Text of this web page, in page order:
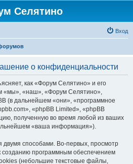
Селятино
Вход
о конфиденциальности
как «Форум Селятино» и его
«мы», «наш», «Форум Селятино»,
(в дальнейшем «они», «программное
«phpBB Limited», «phpBB
полученную во время любой из ваших
«ваша информация»).
способами. Во-первых, просмотр
программным обеспечением
(небольшие текстовые файлы,